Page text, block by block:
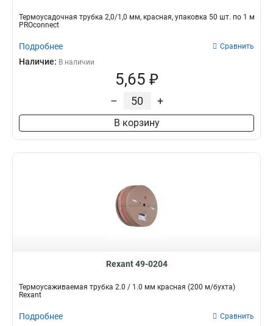
Термоусадочная трубка 2,0/1,0 мм, красная, упаковка 50 шт. по 1 м
PROconnect
Подробнее Сравнить
Наличие: В наличии
5,65 ₽
– +
В корзину
Rexant 49-0204
Термоусаживаемая трубка 2.0 / 1.0 мм красная (200 м/бухта)
Rexant
Подробнее Сравнить